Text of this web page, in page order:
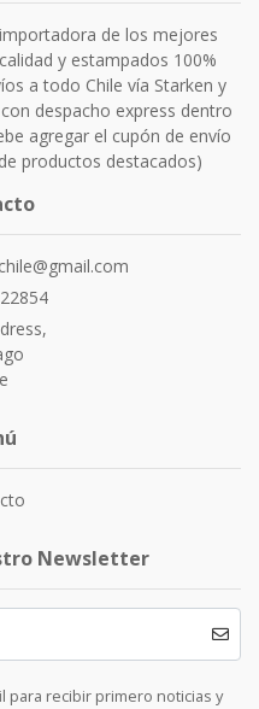
de los mejores
y estampados 100%
a todo Chile vía Starken y
despacho express dentro
agregar el cupón de envío
productos destacados)
Newsletter
para recibir primero noticias y